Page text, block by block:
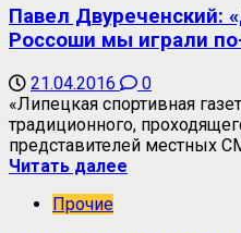
Павел Двуреченский:
Россоши мы играли
21.04.2016
0
«Липецкая спортивная
традиционного,
представителей местных
Читать далее
Прочие